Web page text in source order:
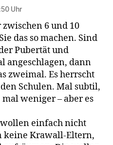
Uhr
6 und 10
das so machen. Sind
Pubertät und
angeschlagen, dann
zweimal. Es herrscht
Schulen. Mal subtil,
weniger – aber es
einfach nicht
keine Krawall-Eltern,